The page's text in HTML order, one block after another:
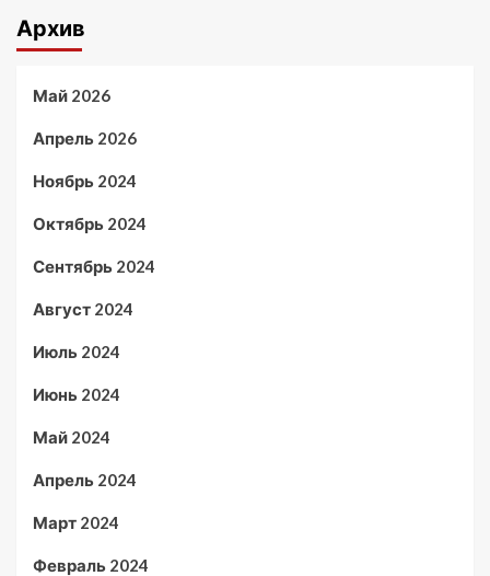
Архив
Май 2026
Апрель 2026
Ноябрь 2024
Октябрь 2024
Сентябрь 2024
Август 2024
Июль 2024
Июнь 2024
Май 2024
Апрель 2024
Март 2024
Февраль 2024